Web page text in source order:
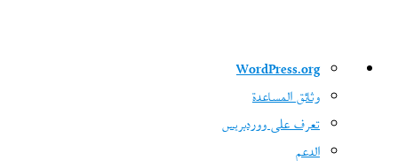
ووردبريس
WordPress.org
وثائق المساعدة
تعرف على ووردبريس
الدعم